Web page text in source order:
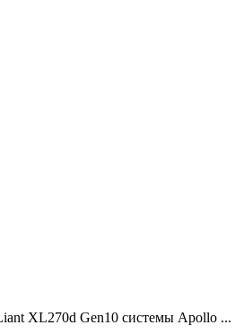
XL270d Gen10 системы Apollo ...